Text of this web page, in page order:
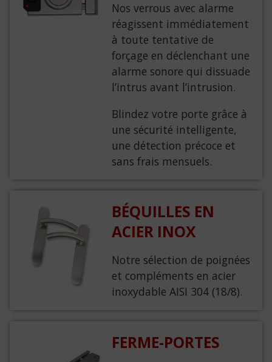
Nos verrous avec alarme
réagissent immédiatement
à toute tentative de
forçage en déclenchant une
alarme sonore qui dissuade
l’intrus avant l’intrusion.
Blindez votre porte grâce à
une sécurité intelligente,
une détection précoce et
sans frais mensuels.
BÉQUILLES EN
ACIER INOX
Notre sélection de poignées
et compléments en acier
inoxydable AISI 304 (18/8).
FERME-PORTES